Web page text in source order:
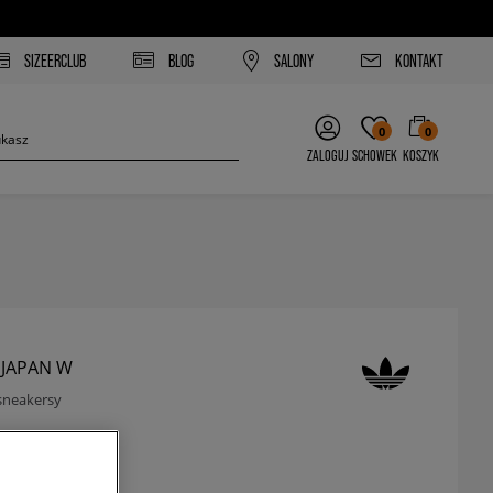
SIZEERCLUB BLOG SALONY KONTAKT
ZALOGUJ
0
SCHOWEK
0
KOSZYK
W